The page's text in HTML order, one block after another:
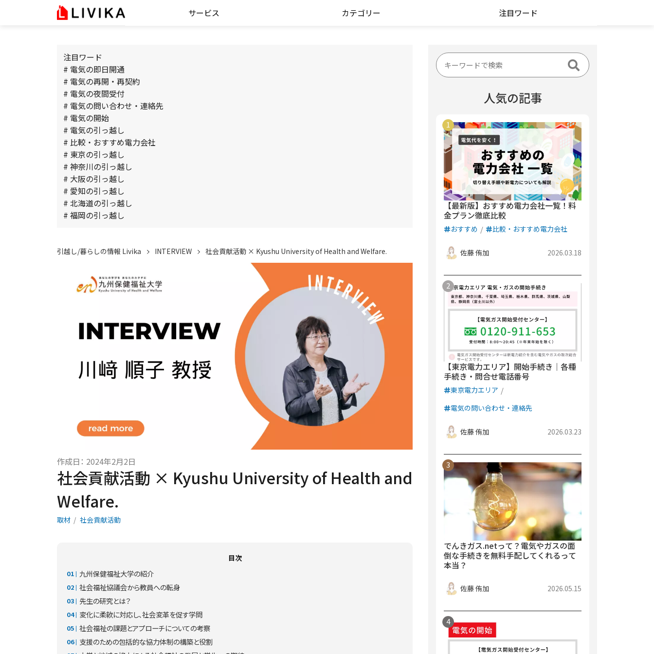
サービス カテゴリー 注目ワード
注目ワード
# 電気の即日開通
# 電気の再開・再契約
# 電気の夜間受付
# 電気の問い合わせ・連絡先
# 電気の開始
# 電気の引っ越し
# 比較・おすすめ電力会社
# 東京の引っ越し
# 神奈川の引っ越し
# 大阪の引っ越し
# 愛知の引っ越し
# 北海道の引っ越し
# 福岡の引っ越し
引越し/暮らしの情報 Livika INTERVIEW 社会貢献活動 × Kyushu University of Health and Welfare.
作成日： 2024年2月2日
社会貢献活動 × Kyushu University of Health and
Welfare.
取材 社会貢献活動
目次
九州保健福祉大学の紹介
社会福祉協議会から教員への転身
先生の研究とは？
変化に柔軟に対応し、社会変革を促す学問
社会福祉の課題とアプローチについての考察
支援のための包括的な協力体制の構築と役割
人気の記事
【最新版】おすすめ電力会社一覧！料
金プラン徹底比較
おすすめ 比較・おすすめ電力会社
佐藤 侑加 2026.03.18
【東京電力エリア】開始手続き｜各種
手続き・問合せ電話番号
東京電力エリア
電気の問い合わせ・連絡先
佐藤 侑加 2026.03.23
でんきガス.netって？電気やガスの面
倒な手続きを無料手配してくれるって
本当？
佐藤 侑加 2026.05.15